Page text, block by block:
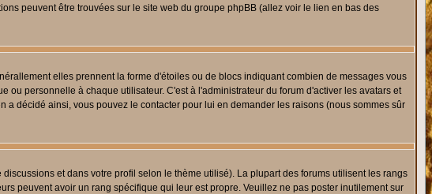
peuvent être trouvées sur le site web du groupe phpBB (allez voir le lien en bas des
elles prennent la forme d'étoiles ou de blocs indiquant combien de messages vous
personnelle à chaque utilisateur. C'est à l'administrateur du forum d'activer les avatars et
décidé ainsi, vous pouvez le contacter pour lui en demander les raisons (nous sommes sûr
et dans votre profil selon le thème utilisé). La plupart des forums utilisent les rangs
peuvent avoir un rang spécifique qui leur est propre. Veuillez ne pas poster inutilement sur